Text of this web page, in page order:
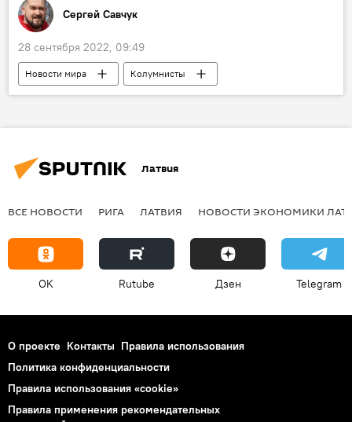
Сергей Савчук
28 сентября 2022, 09:49
Новости мира Колумнисты
Латвия
ВСЕ НОВОСТИ РИГА ЛАТВИЯ НОВОСТИ ЭКОНОМИКИ
OK Rutube Дзен Telegram
О проекте Контакты Правила использования
Политика конфиденциальности
Правила использования «cookie»
Правила применения рекомендательных